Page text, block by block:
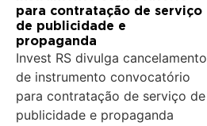
para contratação de serviço
de publicidade e
propaganda
Invest RS divulga cancelamento
de instrumento convocatório
para contratação de serviço de
publicidade e propaganda